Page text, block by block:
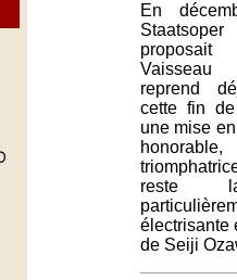
En
Vaisseau
reprend
cette fin
une mise
reste
électrisante
de Seiji